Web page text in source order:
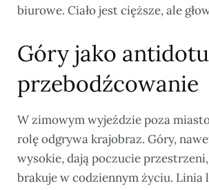
biurowe. Ciało jest cięższe, ale
Góry jako
przebodźcowanie
W zimowym wyjeździe poza
rolę odgrywa krajobraz. Góry,
wysokie, dają poczucie
brakuje w codziennym życiu. Linia